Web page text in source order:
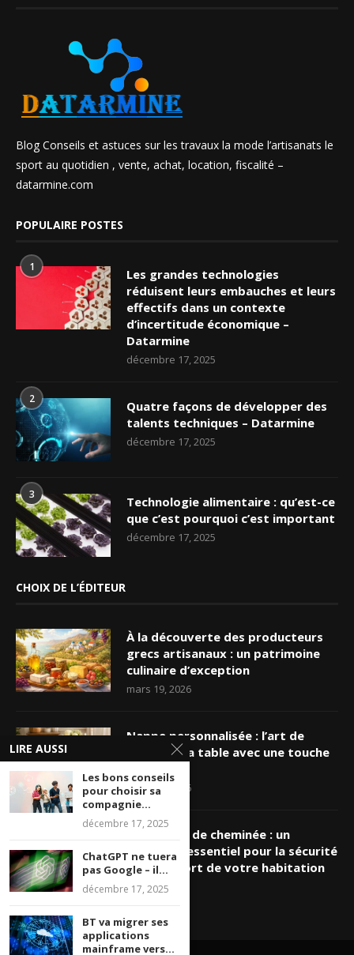
Blog Conseils et astuces sur les travaux la mode l’artisanats le
sport au quotidien , vente, achat, location, fiscalité –
datarmine.com
POPULAIRE POSTES
1
Les grandes technologies
réduisent leurs embauches et leurs
effectifs dans un contexte
d’incertitude économique –
Datarmine
décembre 17, 2025
2
Quatre façons de développer des
talents techniques – Datarmine
décembre 17, 2025
3
Technologie alimentaire : qu’est-ce
que c’est pourquoi c’est important
décembre 17, 2025
CHOIX DE L’ÉDITEUR
À la découverte des producteurs
grecs artisanaux : un patrimoine
culinaire d’exception
mars 19, 2026
Nappe personnalisée : l’art de
sublimer sa table avec une touche
mars 16, 2026
Ramonage de cheminée : un
entretien essentiel pour la sécurité
et le confort de votre habitation
mars 8, 2026
LIRE AUSSI
Les bons conseils
pour choisir sa
compagnie...
décembre 17, 2025
ChatGPT ne tuera
pas Google – il...
décembre 17, 2025
BT va migrer ses
applications
mainframe vers...